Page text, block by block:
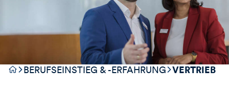
s
u
c
h
e
n
BERUFSEINSTIEG & -ERFAHRUNG VERTRIEB